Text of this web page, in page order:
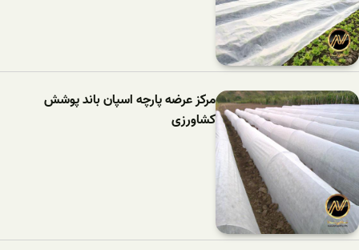
مرکز عرضه پارچه اسپان باند پوشش
کشاورزی